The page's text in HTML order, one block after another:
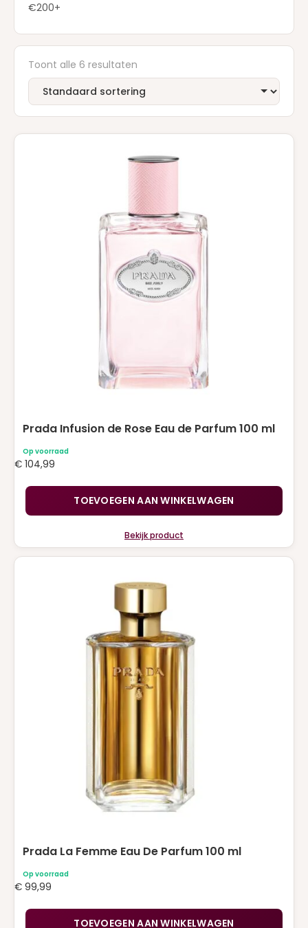
€200+
Toont alle 6 resultaten
Prada Infusion de Rose Eau de Parfum 100 ml
Op voorraad
€ 104,99
TOEVOEGEN AAN WINKELWAGEN
Bekijk product
Prada La Femme Eau De Parfum 100 ml
Op voorraad
€ 99,99
TOEVOEGEN AAN WINKELWAGEN